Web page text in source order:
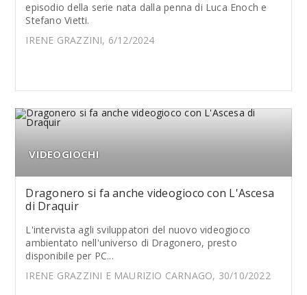
episodio della serie nata dalla penna di Luca Enoch e
Stefano Vietti.
IRENE GRAZZINI, 6/12/2024
VIDEOGIOCHI
Dragonero si fa anche videogioco con L'Ascesa
di Draquir
L'intervista agli sviluppatori del nuovo videogioco
ambientato nell'universo di Dragonero, presto
disponibile per PC...
IRENE GRAZZINI E MAURIZIO CARNAGO, 30/10/2022